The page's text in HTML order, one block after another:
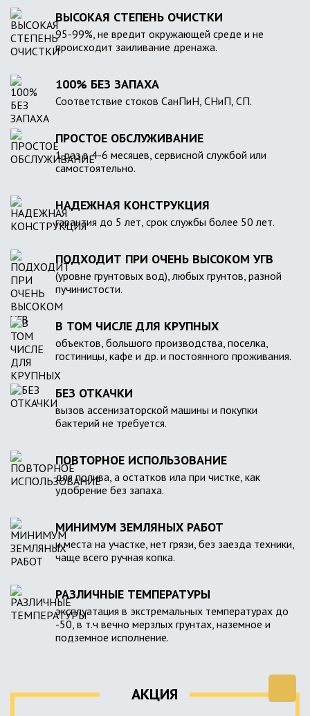
ВЫСОКАЯ СТЕПЕНЬ ОЧИСТКИ
95-99%, не вредит окружающей среде и не
происходит заиливание дренажа.
100% БЕЗ ЗАПАХА
Соответствие стоков СанПиН, СНиП, СП.
ПРОСТОЕ ОБСЛУЖИВАНИЕ
1 раз в 4-6 месяцев, сервисной службой или
самостоятельно.
НАДЕЖНАЯ КОНСТРУКЦИЯ
гарантия до 5 лет, срок службы более 50 лет.
ПОДХОДИТ ПРИ ОЧЕНЬ ВЫСОКОМ УГВ
(уровне грунтовых вод), любых грунтов, разной
пучинистости.
В ТОМ ЧИСЛЕ ДЛЯ КРУПНЫХ
объектов, большого производства, поселка,
гостиницы, кафе и др. и постоянного проживания.
БЕЗ ОТКАЧКИ
вызов ассенизаторской машины и покупки
бактерий не требуется.
ПОВТОРНОЕ ИСПОЛЬЗОВАНИЕ
для полива, а остатков ила при чистке, как
удобрение без запаха.
МИНИМУМ ЗЕМЛЯНЫХ РАБОТ
и места на участке, нет грязи, без заезда техники,
чаще всего ручная копка.
РАЗЛИЧНЫЕ ТЕМПЕРАТУРЫ
эксплуатация в экстремальных температурах до
-50, в т.ч вечно мерзлых грунтах, наземное и
подземное исполнение.
АКЦИЯ